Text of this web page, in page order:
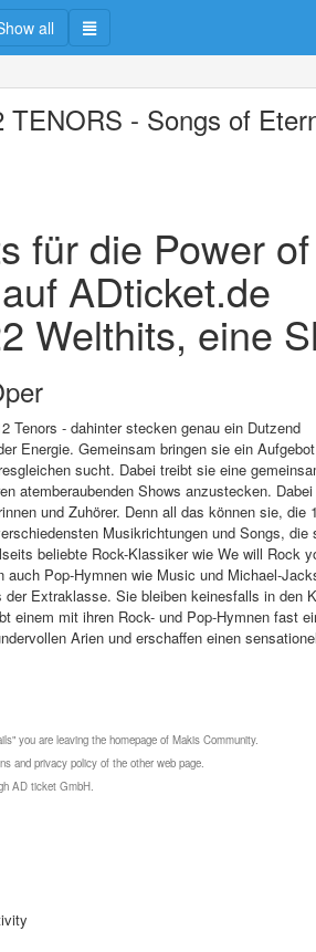
all
TENORS - Songs of
für die Power
ADticket.de
Welthits, eine
Tenors - dahinter stecken genau ein Dutzend
Energie. Gemeinsam bringen sie ein
sucht. Dabei treibt sie eine
atemberaubenden Shows anzustecken.
und Zuhörer. Denn all das können sie, die
Musikrichtungen und Songs, die
beliebte Rock-Klassiker wie We will Rock
Pop-Hymnen wie Music und Michael-
Extraklasse. Sie bleiben keinesfalls in den
einem mit ihren Rock- und Pop-Hymnen fast
Arien und erschaffen einen
you are leaving the homepage of Makis Community.
and privacy policy of the other web page.
AD ticket GmbH.